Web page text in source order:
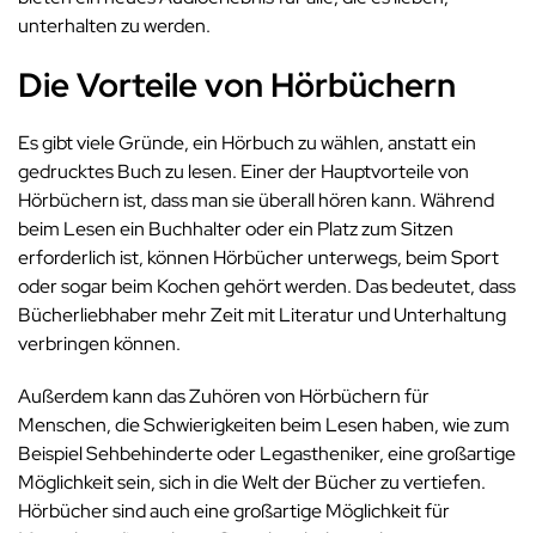
unterhalten zu werden.
Die Vorteile von Hörbüchern
Es gibt viele Gründe, ein Hörbuch zu wählen, anstatt ein
gedrucktes Buch zu lesen. Einer der Hauptvorteile von
Hörbüchern ist, dass man sie überall hören kann. Während
beim Lesen ein Buchhalter oder ein Platz zum Sitzen
erforderlich ist, können Hörbücher unterwegs, beim Sport
oder sogar beim Kochen gehört werden. Das bedeutet, dass
Bücherliebhaber mehr Zeit mit Literatur und Unterhaltung
verbringen können.
Außerdem kann das Zuhören von Hörbüchern für
Menschen, die Schwierigkeiten beim Lesen haben, wie zum
Beispiel Sehbehinderte oder Legastheniker, eine großartige
Möglichkeit sein, sich in die Welt der Bücher zu vertiefen.
Hörbücher sind auch eine großartige Möglichkeit für